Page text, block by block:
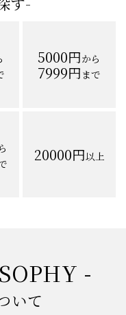
5000円から
-